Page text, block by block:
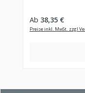
Regulärer Preis:
Ab 38,35 €
Preise inkl. MwSt. zzgl